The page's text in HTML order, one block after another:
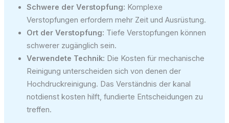
Schwere der Verstopfung: Komplexe
Verstopfungen erfordern mehr Zeit und Ausrüstung.
Ort der Verstopfung: Tiefe Verstopfungen können
schwerer zugänglich sein.
Verwendete Technik: Die Kosten für mechanische
Reinigung unterscheiden sich von denen der
Hochdruckreinigung. Das Verständnis der kanal
notdienst kosten hilft, fundierte Entscheidungen zu
treffen.